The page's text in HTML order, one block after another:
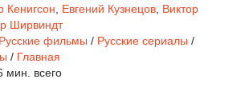
Кенигсон Евгений Кузнецов Виктор
Ширвиндт
Русские фильмы / Русские сериалы /
/ Главная
мин. всего